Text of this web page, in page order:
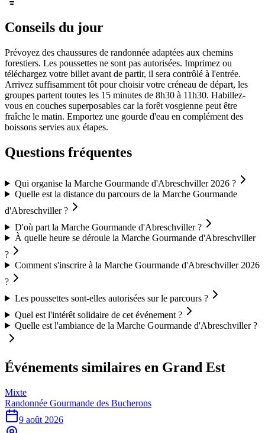
Conseils du jour
Prévoyez des chaussures de randonnée adaptées aux chemins
forestiers. Les poussettes ne sont pas autorisées. Imprimez ou
téléchargez votre billet avant de partir, il sera contrôlé à l'entrée.
Arrivez suffisamment tôt pour choisir votre créneau de départ, les
groupes partent toutes les 15 minutes de 8h30 à 11h30. Habillez-
vous en couches superposables car la forêt vosgienne peut être
fraîche le matin. Emportez une gourde d'eau en complément des
boissons servies aux étapes.
Questions fréquentes
Qui organise la Marche Gourmande d'Abreschviller 2026 ?
Quelle est la distance du parcours de la Marche Gourmande
d'Abreschviller ?
D'où part la Marche Gourmande d'Abreschviller ?
À quelle heure se déroule la Marche Gourmande d'Abreschviller
?
Comment s'inscrire à la Marche Gourmande d'Abreschviller 2026
?
Les poussettes sont-elles autorisées sur le parcours ?
Quel est l'intérêt solidaire de cet événement ?
Quelle est l'ambiance de la Marche Gourmande d'Abreschviller ?
Événements similaires en Grand Est
Mixte
Randonnée Gourmande des Bucherons
9 août 2026